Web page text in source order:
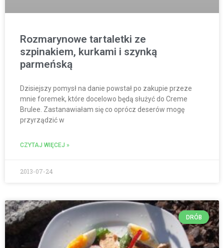
Rozmarynowe tartaletki ze
szpinakiem, kurkami i szynką
parmeńską
Dzisiejszy pomysł na danie powstał po zakupie przeze
mnie foremek, które docelowo będą służyć do Creme
Brulee. Zastanawiałam się co oprócz deserów mogę
przyrządzić w
CZYTAJ WIĘCEJ »
2013-07-24
DRÓB